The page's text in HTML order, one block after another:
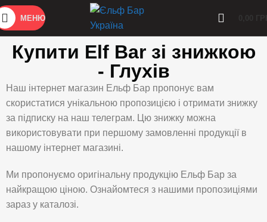
МЕНЮ
Купити Elf Bar зі знижкою
- Глухів
Наш інтернет магазин Ельф Бар пропонує вам
скористатися унікальною пропозицією і отримати знижку
за підписку на наш телеграм. Цю знижку можна
використовувати при першому замовленні продукції в
нашому інтернет магазині.
Ми пропонуємо оригінальну продукцію Ельф Бар за
найкращою ціною. Ознайомтеся з нашими пропозиціями
зараз у каталозі.